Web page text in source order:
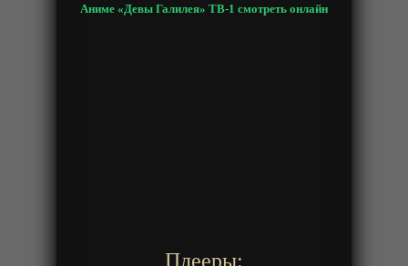
Аниме «Девы Галилея» ТВ-1 смотреть онлайн
Плееры: